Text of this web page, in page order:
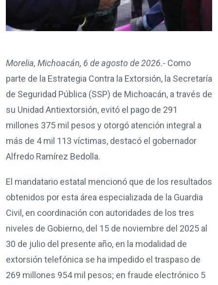
Morelia, Michoacán, 6 de agosto de 2026.- Como
parte de la Estrategia Contra la Extorsión, la Secretaría
de Seguridad Pública (SSP) de Michoacán, a través de
su Unidad Antiextorsión, evitó el pago de 291
millones 375 mil pesos y otorgó atención integral a
más de 4 mil 113 víctimas, destacó el gobernador
Alfredo Ramírez Bedolla.
El mandatario estatal mencionó que de los resultados
obtenidos por esta área especializada de la Guardia
Civil, en coordinación con autoridades de los tres
niveles de Gobierno, del 15 de noviembre del 2025 al
30 de julio del presente año, en la modalidad de
extorsión telefónica se ha impedido el traspaso de
269 millones 954 mil pesos; en fraude electrónico 5